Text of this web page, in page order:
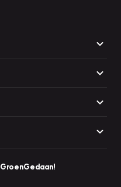
GroenGedaan!